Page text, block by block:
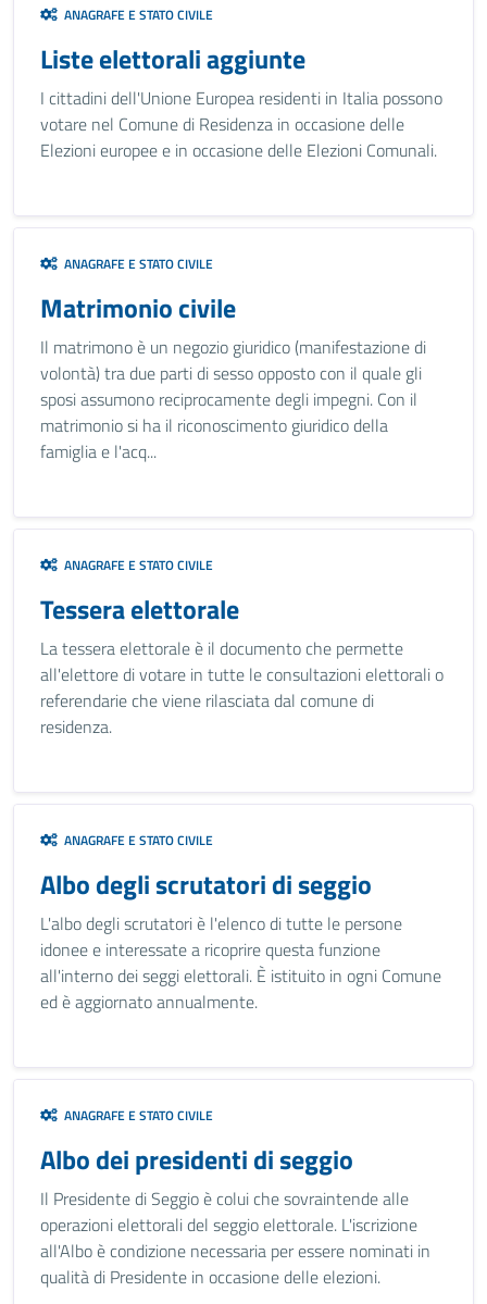
ANAGRAFE E STATO CIVILE
Liste elettorali aggiunte
I cittadini dell'Unione Europea residenti in Italia possono
votare nel Comune di Residenza in occasione delle
Elezioni europee e in occasione delle Elezioni Comunali.
ANAGRAFE E STATO CIVILE
Matrimonio civile
Il matrimono è un negozio giuridico (manifestazione di
volontà) tra due parti di sesso opposto con il quale gli
sposi assumono reciprocamente degli impegni. Con il
matrimonio si ha il riconoscimento giuridico della
famiglia e l'acq...
ANAGRAFE E STATO CIVILE
Tessera elettorale
La tessera elettorale è il documento che permette
all'elettore di votare in tutte le consultazioni elettorali o
referendarie che viene rilasciata dal comune di
residenza.
ANAGRAFE E STATO CIVILE
Albo degli scrutatori di seggio
L'albo degli scrutatori è l'elenco di tutte le persone
idonee e interessate a ricoprire questa funzione
all'interno dei seggi elettorali. È istituito in ogni Comune
ed è aggiornato annualmente.
ANAGRAFE E STATO CIVILE
Albo dei presidenti di seggio
Il Presidente di Seggio è colui che sovraintende alle
operazioni elettorali del seggio elettorale. L'iscrizione
all'Albo è condizione necessaria per essere nominati in
qualità di Presidente in occasione delle elezioni.